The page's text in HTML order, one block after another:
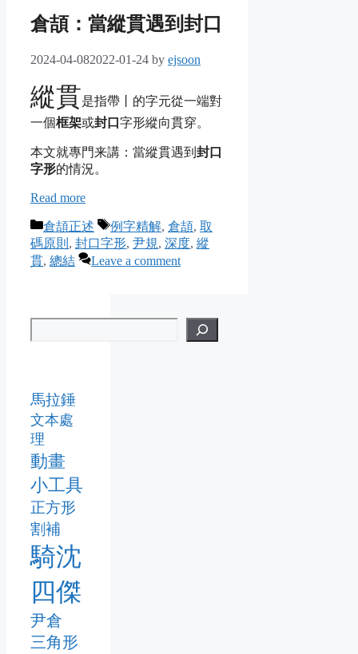
倉頡：當縱貫遇到封口
2024-04-082022-01-24 by ejsoon
縱貫是指帶丨的字元從一端對
一個框架或封口 字形縱向貫穿。
本文就專門来講：當縱貫遇到 封口
字形的情況。
Read more
Categories
倉頡正述 Tags
例字精解, 倉頡, 取
碼原則 , 封口字形, 尹規, 深度, 縱
貫, 總結 Leave a comment
馬拉錘
文本處
理
動畫
小工具
正方形
割補
騎沈
四傑
尹倉
三角形